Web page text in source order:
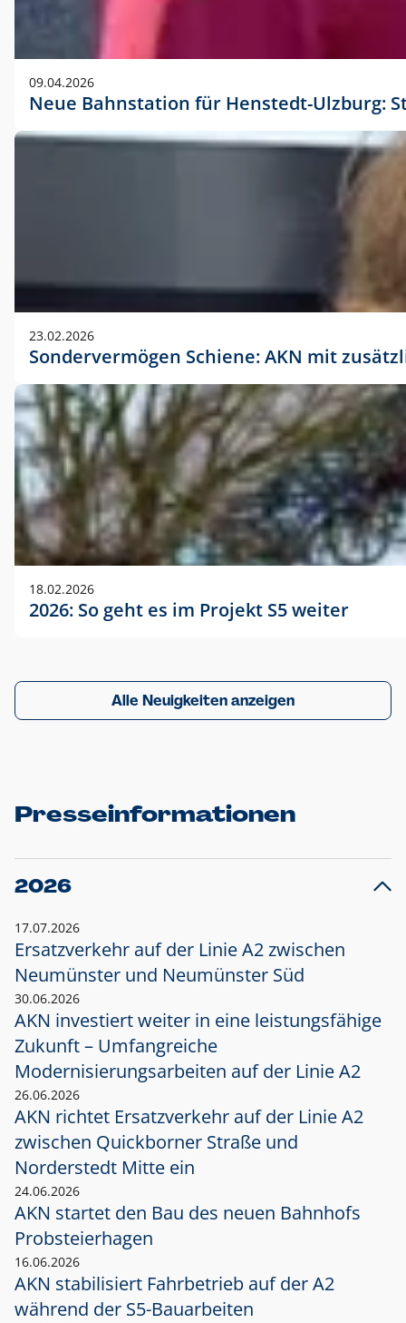
09.04.2026
Neue Bahnstation für Henstedt-Ulzburg:
23.02.2026
Sondervermögen Schiene: AKN mit
18.02.2026
2026: So geht es im Projekt S5 weiter
Alle Neuigkeiten anzeigen
Presseinformationen
2026
17.07.2026
Ersatzverkehr auf der Linie A2 zwischen
Neumünster und Neumünster Süd
30.06.2026
AKN investiert weiter in eine leistungsfähige
Zukunft – Umfangreiche
Modernisierungsarbeiten auf der Linie A2
26.06.2026
AKN richtet Ersatzverkehr auf der Linie A2
zwischen Quickborner Straße und
Norderstedt Mitte ein
24.06.2026
AKN startet den Bau des neuen Bahnhofs
Probsteierhagen
16.06.2026
AKN stabilisiert Fahrbetrieb auf der A2
während der S5-Bauarbeiten